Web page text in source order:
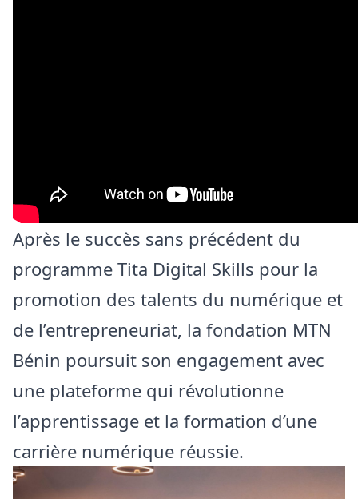
Après le succès sans précédent du
programme Tita Digital Skills pour la
promotion des talents du numérique et
de l’entrepreneuriat, la fondation MTN
Bénin poursuit son engagement avec
une plateforme qui révolutionne
l’apprentissage et la formation d’une
carrière numérique réussie.